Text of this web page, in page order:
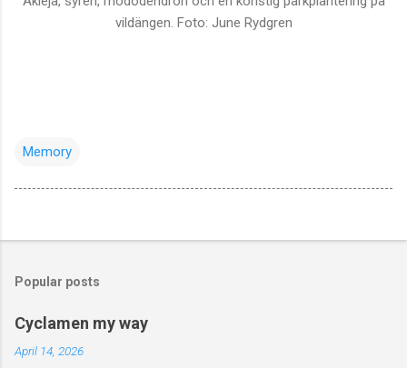
vildängen. Foto: June Rydgren
Memory
Popular posts
Cyclamen my way
April 14, 2026